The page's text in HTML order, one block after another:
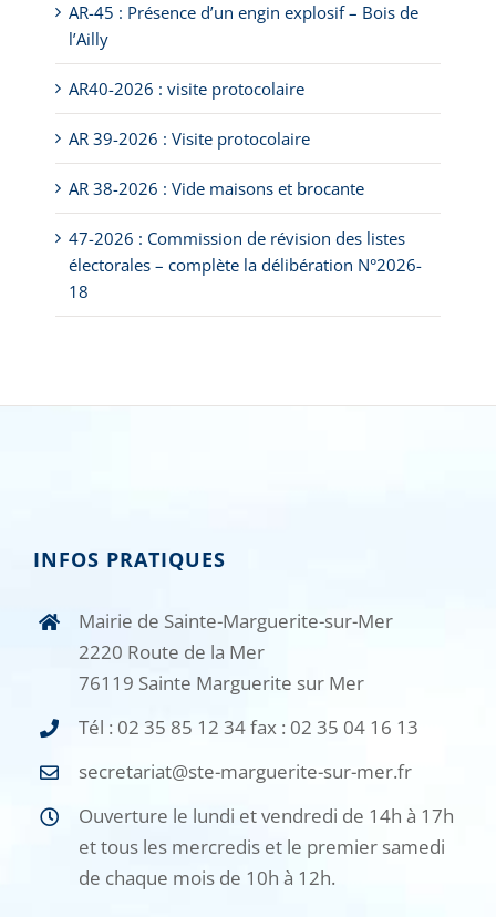
AR-45 : Présence d’un engin explosif – Bois de
l’Ailly
AR40-2026 : visite protocolaire
AR 39-2026 : Visite protocolaire
AR 38-2026 : Vide maisons et brocante
47-2026 : Commission de révision des listes
électorales – complète la délibération N°2026-
18
INFOS PRATIQUES
Mairie de Sainte-Marguerite-sur-Mer
2220 Route de la Mer
76119 Sainte Marguerite sur Mer
Tél : 02 35 85 12 34 fax : 02 35 04 16 13
secretariat@ste-marguerite-sur-mer.fr
Ouverture le lundi et vendredi de 14h à 17h
et tous les mercredis et le premier samedi
de chaque mois de 10h à 12h.